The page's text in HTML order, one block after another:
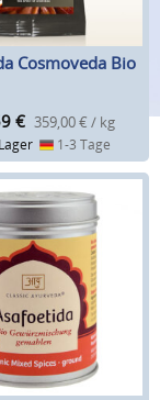
Cosmoveda Bio
€ 359,00 € / kg
1-3 Tage